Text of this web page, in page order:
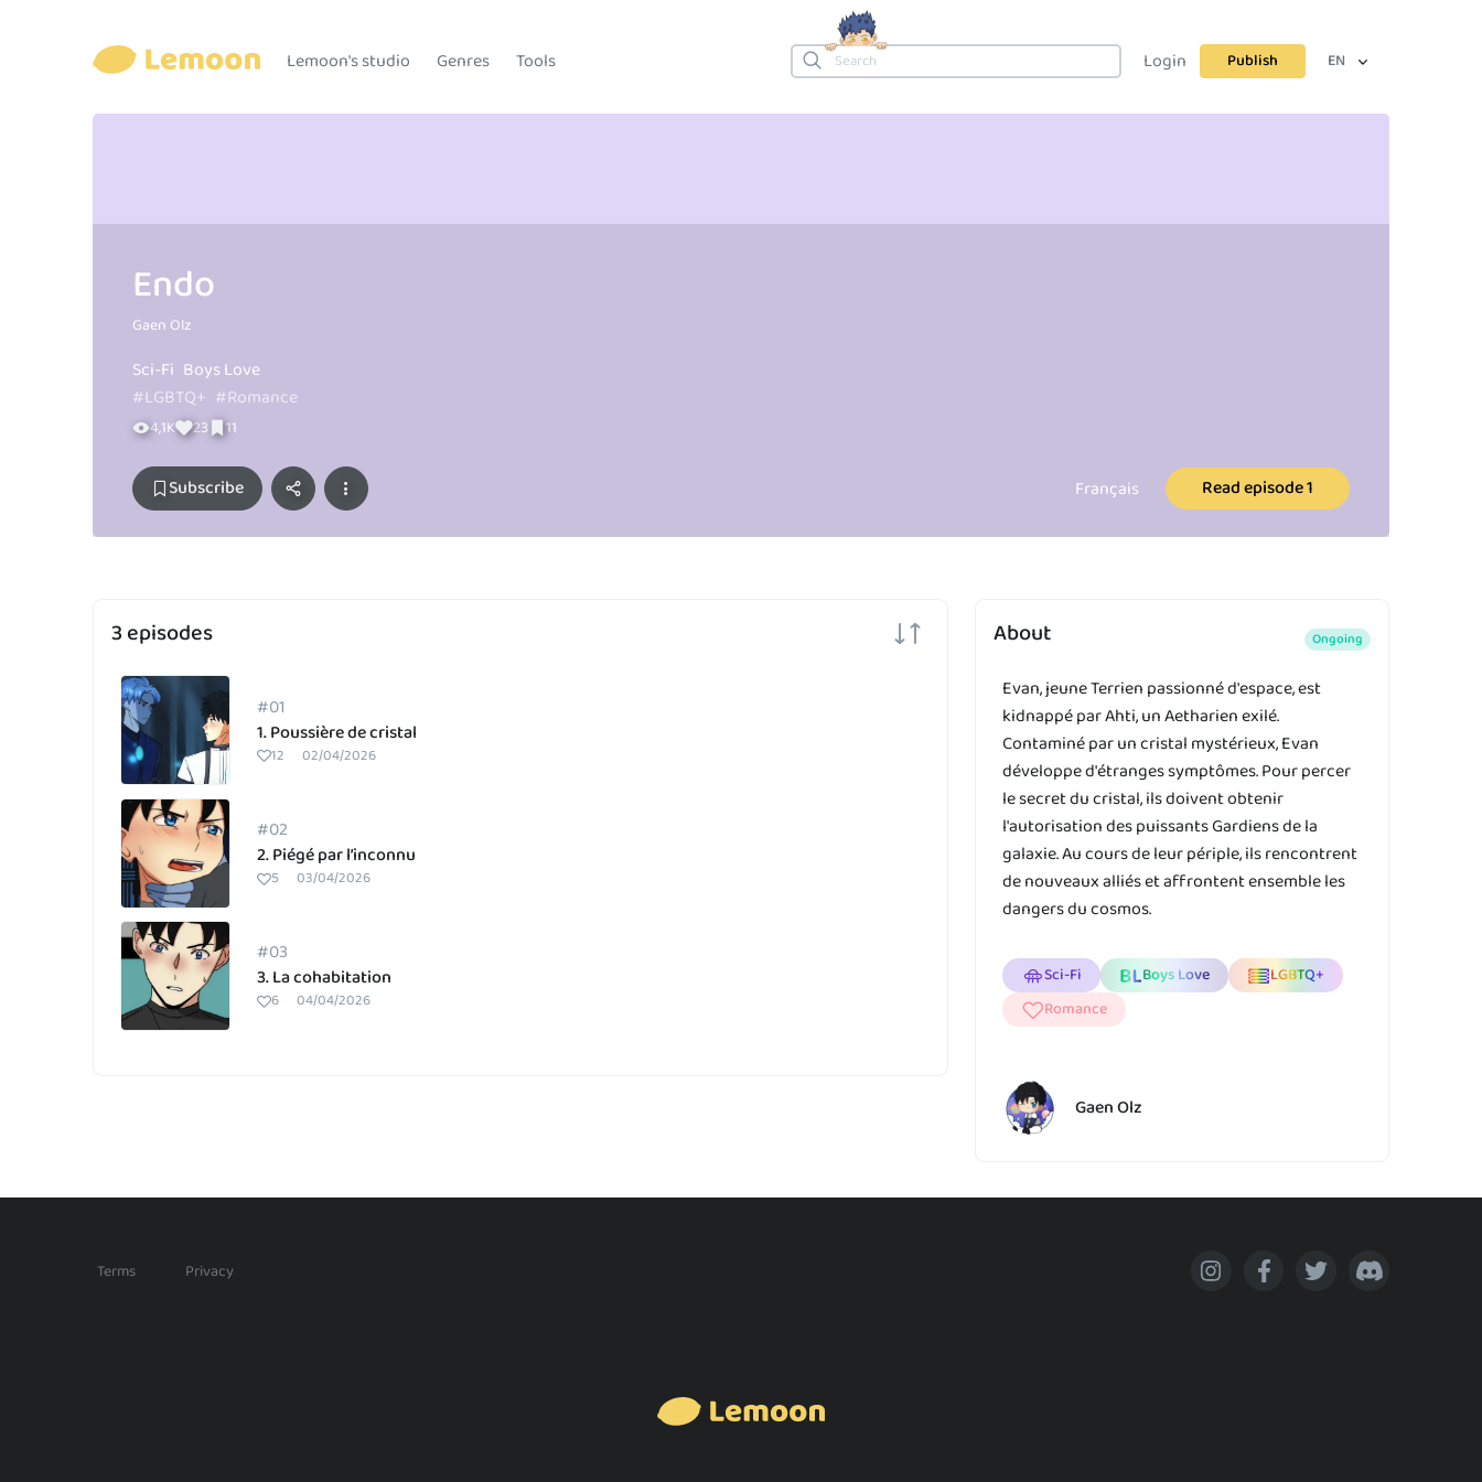
Lemoon's studio Genres Tools Login Publish EN
Endo
Gaen Olz
Sci-Fi Boys Love
#LGBTQ+ #Romance
4,1K 23 11
Subscribe Français Read episode 1
3 episodes
#01
1. Poussière de cristal
12 02/04/2026
#02
2. Piégé par l’inconnu
5 03/04/2026
#03
3. La cohabitation
6 04/04/2026
About Ongoing
Evan, jeune Terrien passionné d'espace, est
kidnappé par Ahti, un Aetharien exilé.
Contaminé par un cristal mystérieux, Evan
développe d'étranges symptômes. Pour percer
le secret du cristal, ils doivent obtenir
l'autorisation des puissants Gardiens de la
galaxie. Au cours de leur périple, ils rencontrent
de nouveaux alliés et affrontent ensemble les
dangers du cosmos.
Sci-Fi Boys Love
LGBTQ+
Romance
Gaen Olz
Terms Privacy